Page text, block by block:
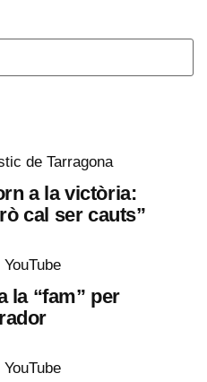
a la victòria:
cal ser cauts”
la “fam” per